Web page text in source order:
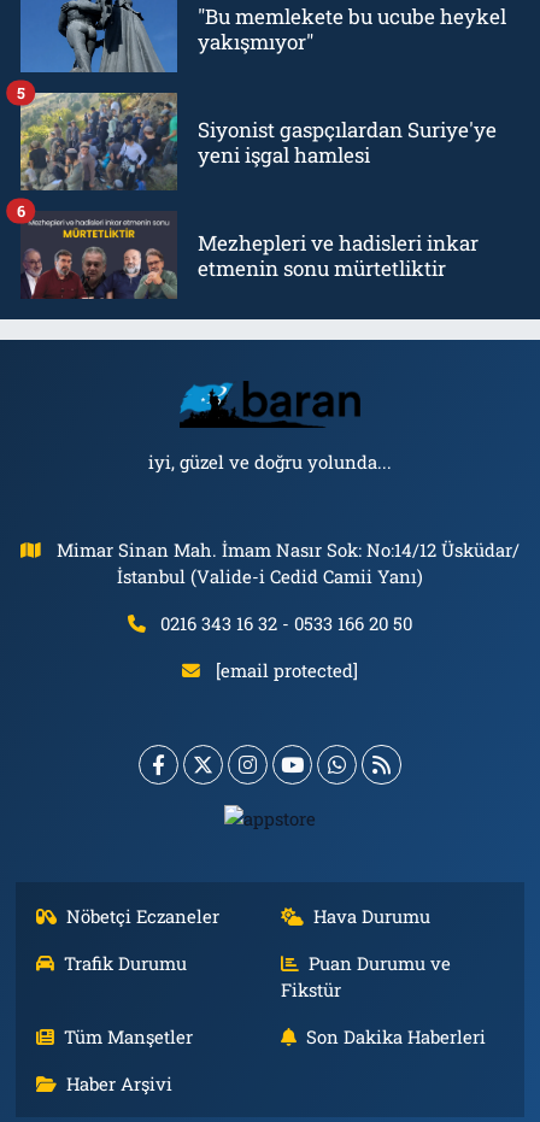
"Bu memlekete bu ucube heykel
yakışmıyor"
Siyonist gaspçılardan Suriye'ye
yeni işgal hamlesi
5
Mezhepleri ve hadisleri inkar
etmenin sonu mürtetliktir
6
iyi, güzel ve doğru yolunda...
Mimar Sinan Mah. İmam Nasır Sok: No:14/12 Üsküdar/
İstanbul (Valide-i Cedid Camii Yanı)
0216 343 16 32 - 0533 166 20 50
[email protected]
Nöbetçi Eczaneler
Hava Durumu
Trafik Durumu
Puan Durumu ve
Fikstür
Tüm Manşetler
Son Dakika Haberleri
Haber Arşivi